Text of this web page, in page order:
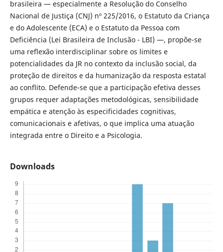
brasileira — especialmente a Resolução do Conselho
Nacional de Justiça (CNJ) nº 225/2016, o Estatuto da Criança
e do Adolescente (ECA) e o Estatuto da Pessoa com
Deficiência (Lei Brasileira de Inclusão - LBI) —, propõe-se
uma reflexão interdisciplinar sobre os limites e
potencialidades da JR no contexto da inclusão social, da
proteção de direitos e da humanização da resposta estatal
ao conflito. Defende-se que a participação efetiva desses
grupos requer adaptações metodológicas, sensibilidade
empática e atenção às especificidades cognitivas,
comunicacionais e afetivas, o que implica uma atuação
integrada entre o Direito e a Psicologia.
Downloads